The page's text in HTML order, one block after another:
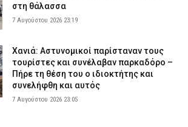
στη θάλασσα
7 Αυγούστου 2026 23:19
Χανιά: Αστυνομικοί παρίσταναν τους
τουρίστες και συνέλαβαν παρκαδόρο –
Πήρε τη θέση του ο ιδιοκτήτης και
συνελήφθη και αυτός
7 Αυγούστου 2026 23:05